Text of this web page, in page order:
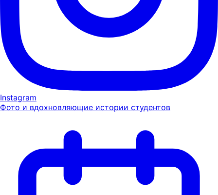
Instagram
Фото и вдохновляющие истории студентов